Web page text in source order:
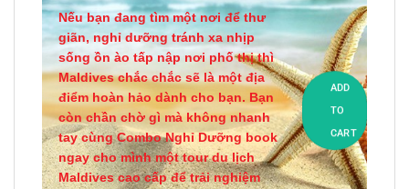
Nếu bạn đang tìm một nơi để thư
giãn, nghỉ dưỡng tránh xa nhịp
sống ồn ào tấp nập nơi phố thị thì
Maldives chắc chắc sẽ là một địa
điểm hoàn hảo dành cho bạn. Bạn
còn chần chờ gì mà không nhanh
tay cùng Combo Nghỉ Dưỡng book
ngay cho mình một tour du lịch
Maldives cao cấp để trải nghiệm
ADD
TO
CART